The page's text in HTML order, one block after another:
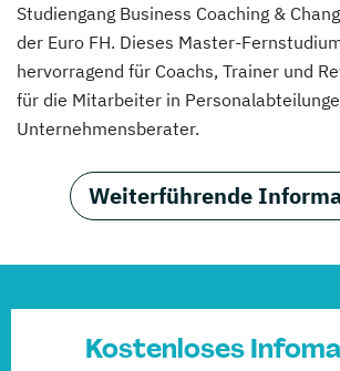
Studiengang Business Coaching &
der Euro FH. Dieses Master-
hervorragend für Coachs, Trainer und
für die Mitarbeiter in
Unternehmensberater.
Weiterführende
Kostenloses